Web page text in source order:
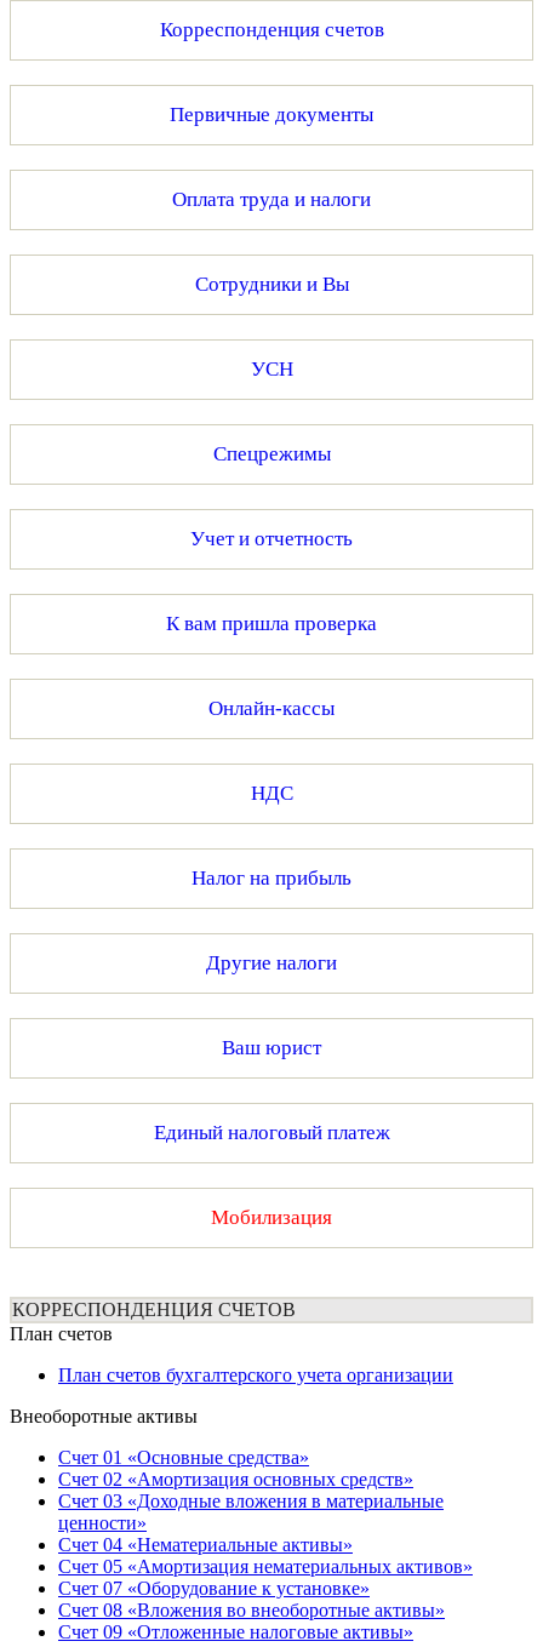
Корреспонденция счетов
Первичные документы
Оплата труда и налоги
Сотрудники и Вы
УСН
Спецрежимы
Учет и отчетность
К вам пришла проверка
Онлайн-кассы
НДС
Налог на прибыль
Другие налоги
Ваш юрист
Единый налоговый платеж
Мобилизация
КОРРЕСПОНДЕНЦИЯ СЧЕТОВ
План счетов
План счетов бухгалтерского учета организации
Внеоборотные активы
Счет 01 «Основные средства»
Счет 02 «Амортизация основных средств»
Счет 03 «Доходные вложения в материальные
ценности»
Счет 04 «Нематериальные активы»
Счет 05 «Амортизация нематериальных активов»
Счет 07 «Оборудование к установке»
Счет 08 «Вложения во внеоборотные активы»
Счет 09 «Отложенные налоговые активы»